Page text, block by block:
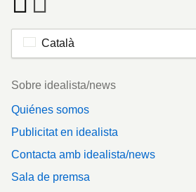
Català
Footer
Sobre idealista/news
Quiénes somos
Publicitat en idealista
Contacta amb idealista/news
Sala de premsa